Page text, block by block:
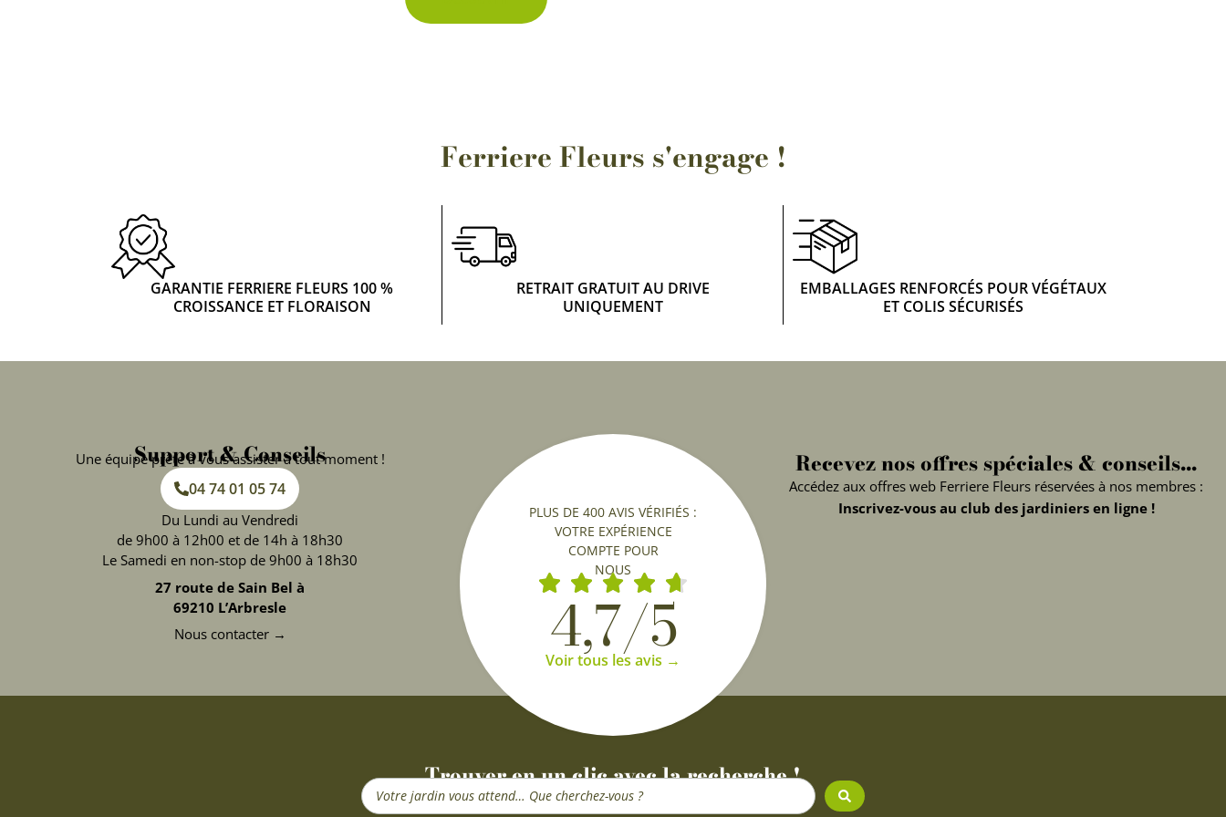
Rosiers à grosses fleurs
Ferriere Fleurs s'engage !
GARANTIE FERRIERE FLEURS 100 %
CROISSANCE ET FLORAISON
RETRAIT GRATUIT AU DRIVE
UNIQUEMENT
EMBALLAGES RENFORCÉS POUR VÉGÉTAUX
ET COLIS SÉCURISÉS
Support & Conseils
Une équipe prête à vous assister à tout moment !
04 74 01 05 74
Du Lundi au Vendredi
de 9h00 à 12h00 et de 14h à 18h30
Le Samedi en non-stop de 9h00 à 18h30
27 route de Sain Bel à
69210 L’Arbresle
Nous contacter →
PLUS DE 400 AVIS VÉRIFIÉS :
VOTRE EXPÉRIENCE
COMPTE POUR
NOUS
4,7/5
Voir tous les avis →
Recevez nos offres spéciales & conseils...
Accédez aux offres web Ferriere Fleurs réservées à nos membres :
Inscrivez-vous au club des jardiniers en ligne !
Trouver en un clic avec la recherche !
Search
...